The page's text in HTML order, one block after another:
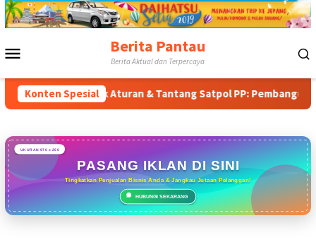
Loncat
ke
Berita Pantau
Berita Aktual dan Terpercaya
Konten Spesial
Tabrak Aturan & Tantang Satpol PP: Pembangunan Tower PT
UKURAN 970 x 250
PASANG IKLAN DI SINI
Tingkatkan Penjualan Bisnis Anda & Jangkau Jutaan Pelanggan!
HUBUNGI SEKARANG